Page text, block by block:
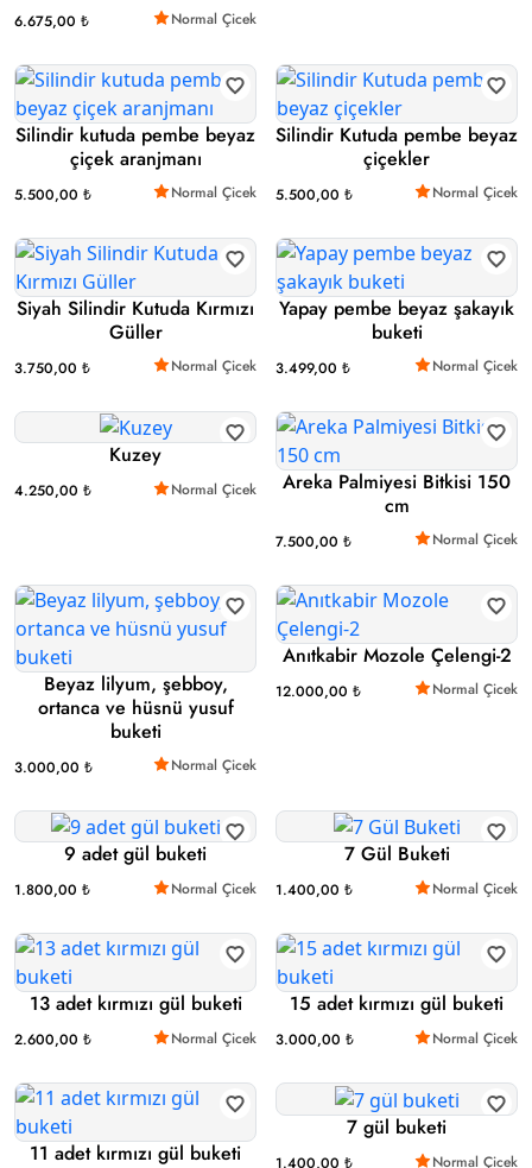
6.675,00 ₺ Normal Çicek
Silindir kutuda pembe beyaz
çiçek aranjmanı
5.500,00 ₺ Normal Çicek
Silindir Kutuda pembe beyaz
çiçekler
5.500,00 ₺ Normal Çicek
Siyah Silindir Kutuda Kırmızı
Güller
3.750,00 ₺ Normal Çicek
Yapay pembe beyaz şakayık
buketi
3.499,00 ₺ Normal Çicek
Kuzey
4.250,00 ₺ Normal Çicek
Areka Palmiyesi Bitkisi 150
cm
7.500,00 ₺ Normal Çicek
Beyaz lilyum, şebboy,
ortanca ve hüsnü yusuf
buketi
3.000,00 ₺ Normal Çicek
Anıtkabir Mozole Çelengi-2
12.000,00 ₺ Normal Çicek
9 adet gül buketi
1.800,00 ₺ Normal Çicek
7 Gül Buketi
1.400,00 ₺ Normal Çicek
13 adet kırmızı gül buketi
2.600,00 ₺ Normal Çicek
15 adet kırmızı gül buketi
3.000,00 ₺ Normal Çicek
11 adet kırmızı gül buketi
7 gül buketi
1.400,00 ₺ Normal Çicek